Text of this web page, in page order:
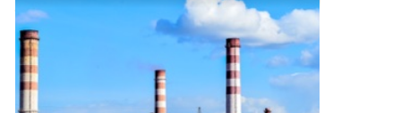
Megliadino San Vitale
Offerta minima
57.000 € 76.000 €
Codice asta:
AJ796891
Asta chiusa